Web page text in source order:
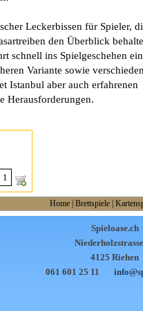
Leckerbissen für Spieler,
den Überblick
schnell ins Spielgeschehen
Variante sowie
Istanbul aber auch erfahrenen
Herausforderungen.
Home Brettspiele
Spieloase.ch
4125 Riehen
061 601 25 11